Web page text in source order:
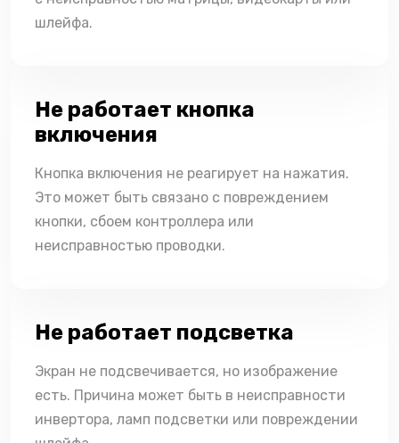
шлейфа.
Не работает кнопка
включения
Кнопка включения не реагирует на нажатия.
Это может быть связано с повреждением
кнопки, сбоем контроллера или
неисправностью проводки.
Не работает подсветка
Экран не подсвечивается, но изображение
есть. Причина может быть в неисправности
инвертора, ламп подсветки или повреждении